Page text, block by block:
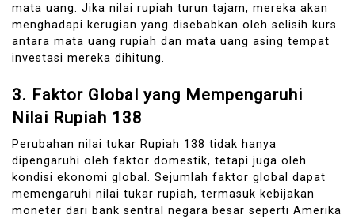
mata uang. Jika nilai rupiah turun tajam, mereka akan
menghadapi kerugian yang disebabkan oleh selisih kurs
antara mata uang rupiah dan mata uang asing tempat
investasi mereka dihitung.
3. Faktor Global yang Mempengaruhi
Nilai Rupiah 138
Perubahan nilai tukar Rupiah 138 tidak hanya
dipengaruhi oleh faktor domestik, tetapi juga oleh
kondisi ekonomi global. Sejumlah faktor global dapat
memengaruhi nilai tukar rupiah, termasuk kebijakan
moneter dari bank sentral negara besar seperti Amerika